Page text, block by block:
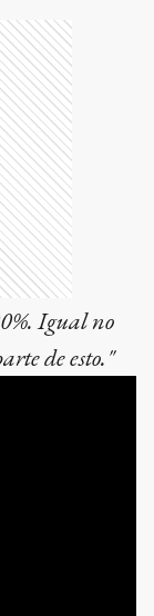
Igual no
de esto."